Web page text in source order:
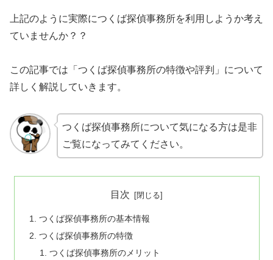
上記のように実際につくば探偵事務所を利用しようか考え
ていませんか？？
この記事では「つくば探偵事務所の特徴や評判」について
詳しく解説していきます。
つくば探偵事務所について気になる方は是非
ご覧になってみてください。
目次
つくば探偵事務所の基本情報
つくば探偵事務所の特徴
つくば探偵事務所のメリット